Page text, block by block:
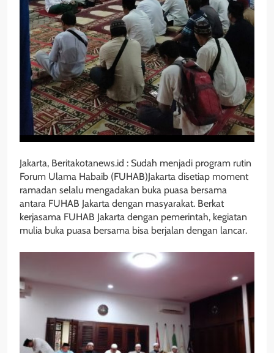
Jakarta, Beritakotanews.id : Sudah menjadi program rutin
Forum Ulama Habaib (FUHAB)Jakarta disetiap moment
ramadan selalu mengadakan buka puasa bersama
antara FUHAB Jakarta dengan masyarakat. Berkat
kerjasama FUHAB Jakarta dengan pemerintah, kegiatan
mulia buka puasa bersama bisa berjalan dengan lancar.